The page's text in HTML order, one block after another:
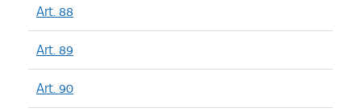
Art. 88
Art. 89
Art. 90